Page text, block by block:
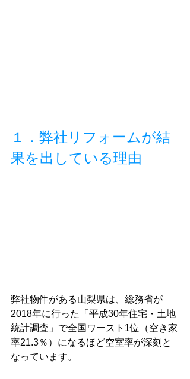
１．弊社リフォームが結
果を出している理由
弊社物件がある山梨県は、総務省が
2018年に行った「平成30年住宅・土地
統計調査」で全国ワースト1位（空き家
率21.3％）になるほど空室率が深刻と
なっています。